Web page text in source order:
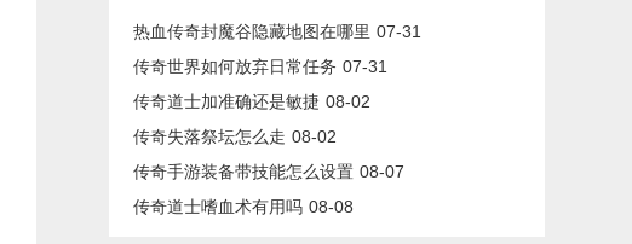
热血传奇封魔谷隐藏地图在哪里 07-31
传奇世界如何放弃日常任务 07-31
传奇道士加准确还是敏捷 08-02
传奇失落祭坛怎么走 08-02
传奇手游装备带技能怎么设置 08-07
传奇道士嗜血术有用吗 08-08